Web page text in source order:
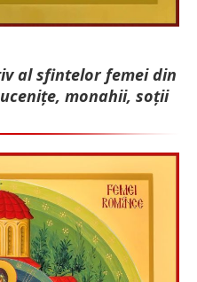
al sfintelor femei din
monahii, soții